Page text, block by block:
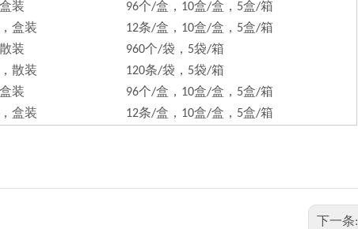
装
96个/盒，10盒/盒，5盒/箱
盒装
12条/盒，10盒/盒，5盒/箱
装
960个/袋，5袋/箱
散装
120条/袋，5袋/箱
装
96个/盒，10盒/盒，5盒/箱
盒装 12条/盒，10盒/盒，5盒/箱
下一条: